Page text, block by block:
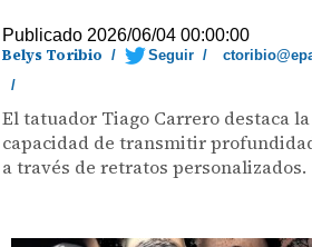
Publicado 2026/06/04 00:00:00
Belys Toribio / Seguir /
/
El tatuador Tiago Carrero destaca
capacidad de transmitir
a través de retratos personalizados.